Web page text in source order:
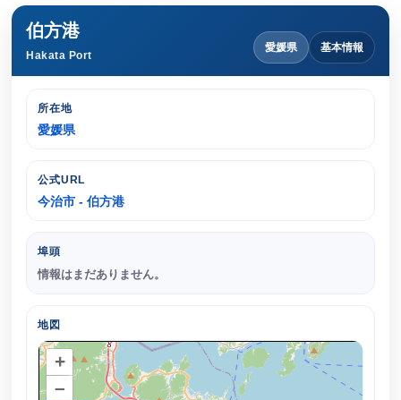
伯方港
Hakata Port
愛媛県 基本情報
所在地
愛媛県
公式URL
今治市 - 伯方港
埠頭
情報はまだありません。
地図
+
–
ログイン状態を保持